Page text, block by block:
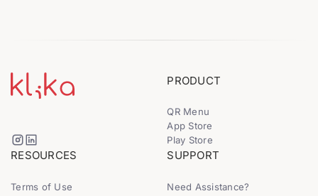
PRODUCT
QR Menu
App Store
Play Store
RESOURCES
Terms of Use
SUPPORT
Need Assistance?